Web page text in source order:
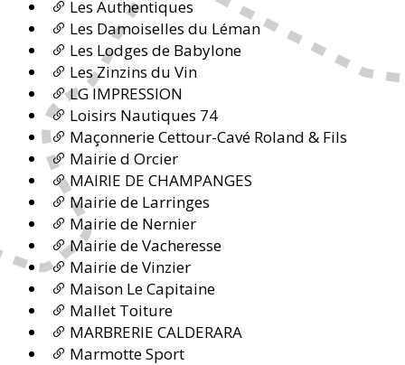
Les Authentiques
Les Damoiselles du Léman
Les Lodges de Babylone
Les Zinzins du Vin
LG IMPRESSION
Loisirs Nautiques 74
Maçonnerie Cettour-Cavé Roland & Fils
Mairie d Orcier
MAIRIE DE CHAMPANGES
Mairie de Larringes
Mairie de Nernier
Mairie de Vacheresse
Mairie de Vinzier
Maison Le Capitaine
Mallet Toiture
MARBRERIE CALDERARA
Marmotte Sport